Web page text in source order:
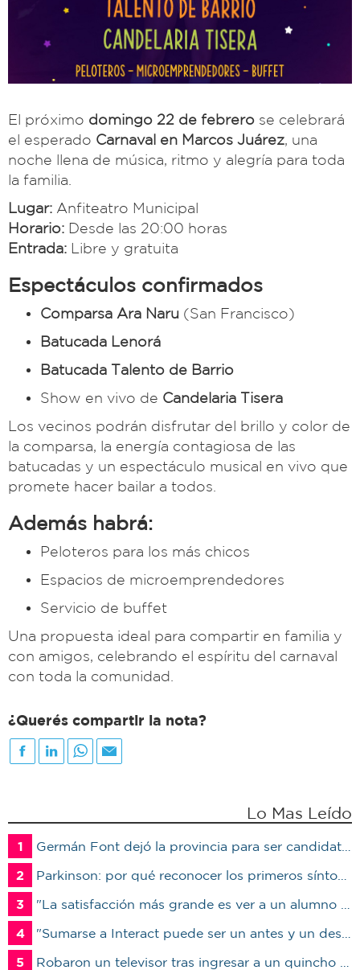
El próximo domingo 22 de febrero se celebrará
el esperado Carnaval en Marcos Juárez , una
noche llena de música, ritmo y alegría para toda
la familia.
Lugar: Anfiteatro Municipal
Horario: Desde las 20:00 horas
Entrada: Libre y gratuita
Espectáculos confirmados
Comparsa Ara Naru (San Francisco)
Batucada Lenorá
Batucada Talento de Barrio
Show en vivo de Candelaria Tisera
Los vecinos podrán disfrutar del brillo y color de
la comparsa, la energía contagiosa de las
batucadas y un espectáculo musical en vivo que
promete hacer bailar a todos.
Además habrá:
Peloteros para los más chicos
Espacios de microemprendedores
Servicio de buffet
Una propuesta ideal para compartir en familia y
con amigos, celebrando el espíritu del carnaval
con toda la comunidad.
¿Querés compartir la nota?
Lo Mas Leído
1
Germán Font dejó la provincia para ser candidato en Marcos Juárez
2
Parkinson: por qué reconocer los primeros síntomas puede cambiar la calidad de vida del paciente
3
"La satisfacción más grande es ver a un alumno trabajando": Jorge Vicente se jubiló luego de 38 años en el IPET51
4
"Sumarse a Interact puede ser un antes y un después en la vida de un joven"
5
Robaron un televisor tras ingresar a un quincho en una vivienda de Marcos Juárez